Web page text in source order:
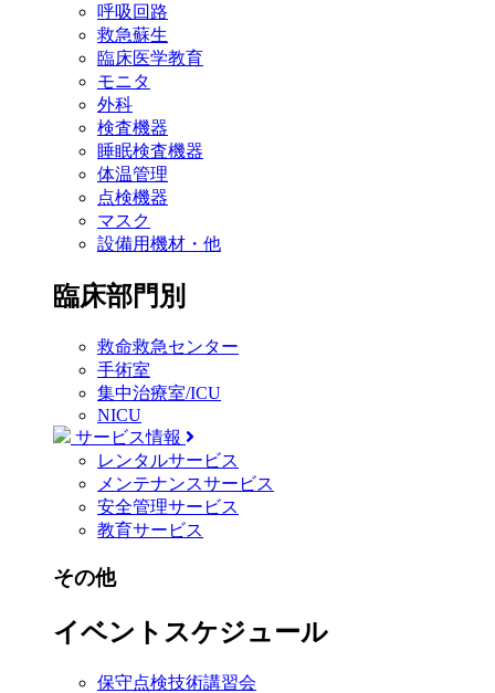
呼吸回路
救急蘇生
臨床医学教育
モニタ
外科
検査機器
睡眠検査機器
体温管理
点検機器
マスク
設備用機材・他
臨床部門別
救命救急センター
手術室
集中治療室/ICU
NICU
サービス情報
レンタルサービス
メンテナンスサービス
安全管理サービス
教育サービス
その他
イベントスケジュール
保守点検技術講習会